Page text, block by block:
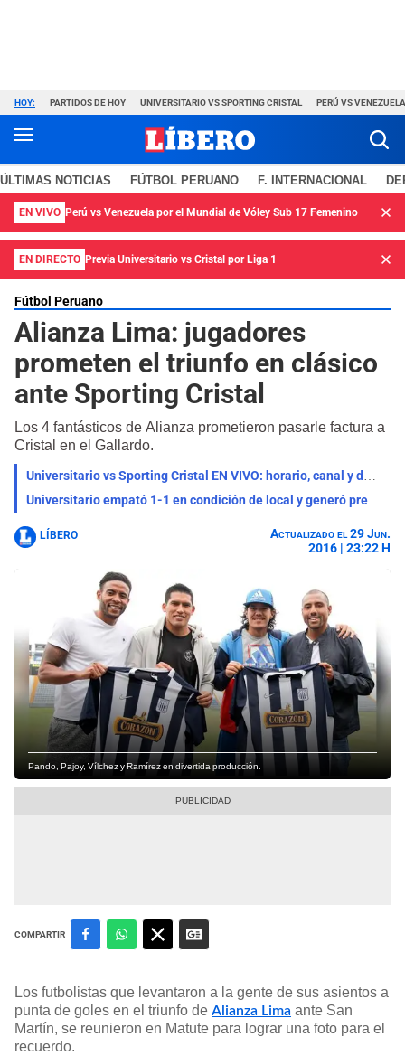
HOY: PARTIDOS DE HOY UNIVERSITARIO VS SPORTING CRISTAL PERÚ VS VENEZUELA
ÚLTIMAS NOTICIAS FÚTBOL PERUANO F. INTERNACIONAL
EN VIVO Perú vs Venezuela por el Mundial de Vóley Sub 17 Femenino
EN DIRECTO Previa Universitario vs Cristal por Liga 1
Fútbol Peruano
Alianza Lima: jugadores
prometen el triunfo en clásico
ante Sporting Cristal
Los 4 fantásticos de Alianza prometieron pasarle factura a
Cristal en el Gallardo.
Universitario vs Sporting Cristal EN VIVO: horario, canal y dónde ver el partido por el Torneo Clausura
Universitario empató 1-1 en condición de local y generó preocupación en toda su hinchada
LÍBERO
Actualizado el 29 Jun.
2016 | 23:22 H
Pando, Pajoy, Vílchez y Ramírez en divertida producción.
COMPARTIR
Los futbolistas que levantaron a la gente de sus asientos a
punta de goles en el triunfo de Alianza Lima ante San
Martín, se reunieron en Matute para lograr una foto para el
recuerdo.